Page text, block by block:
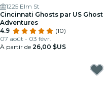
1225 Elm St
Cincinnati Ghosts par US Ghost
Adventures
4.9
(10)
07 août - 03 févr.
À partir de 26,00 $US